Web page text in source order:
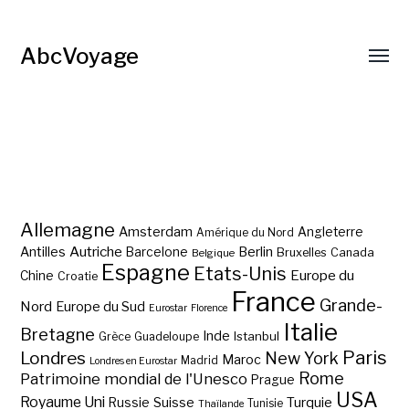
AbcVoyage
Allemagne Amsterdam Amérique du Nord Angleterre
Antilles Autriche Barcelone Belgique Berlin Bruxelles Canada
Chine Croatie Espagne Etats-Unis Europe du
Nord Europe du Sud Eurostar Florence France Grande-
Bretagne Grèce Guadeloupe Inde Istanbul Italie
Londres Londres en Eurostar Madrid Maroc New York Paris
Patrimoine mondial de l'Unesco Prague Rome
Royaume Uni Russie Suisse Thaïlande Tunisie Turquie USA